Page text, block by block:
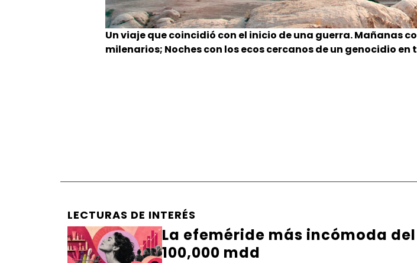
Un viaje que coincidió con el inicio de una guerra. Mañanas
milenarios; Noches con los ecos cercanos de un genocidio en
LECTURAS DE INTERÉS
La efeméride más incómoda
100,000 mdd